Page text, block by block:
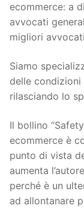
ecommerce: a
avvocati
migliori
Siamo
delle
rilasciando lo
Il bollino
ecommerce è
punto di vista
aumenta
perché è un
ad allontanare